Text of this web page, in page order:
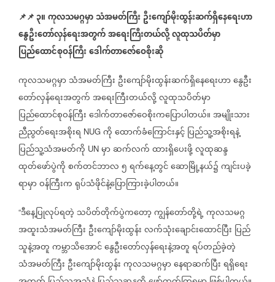
📌📌၃။ကုလသမဂ္ဂမှာသံအမတ်ကြီး ဦးကျော်မိုးထွန်းဆက်ရှိနေရေးဟာ
နွေဦးတော်လှန်ရေးအတွက်အရေးကြီးတယ်လို့လူထုသပိတ်မှာ
ပြည်ထောင်စုဝန်ကြီးဒေါက်တာဇော်ဝေစိုးဆို
ကုလသမဂ္ဂမှာသံအမတ်ကြီး ဦးကျော်မိုးထွန်းဆက်ရှိနေရေးဟာနွေဦး
တော်လှန်ရေးအတွက်အရေးကြီးတယ်လို့လူထုသပိတ်မှာ
ပြည်ထောင်စုဝန်ကြီးဒေါက်တာဇော်ဝေစိုးကပြောပါတယ်။အမျိုးသား
ညီညွတ်ရေးအစိုးရ NUG ကိုထောက်ခံကြောင်းနှင့်ပြည်သူ့အစိုးရနဲ့
ပြည်သူ့သံအမတ်ကို UN မှာဆက်လက်ထားရှိပေးဖို့လူထုဆန္ဒ
ထုတ်ဖော်ပွဲကိုစက်တင်ဘာလ၅ရက်နေ့တွင်ဆောမြို့နယ်၌ကျင်းပခဲ့
ရာမှာဝန်ကြီးကရုပ်သံဖိုင်နဲ့ပြောကြားခဲ့ပါတယ်။
“ဒီနေ့ပြုလုပ်ရတဲ့ သပိတ်တိုက်ပွဲကတော့ကျွန်တော်တို့ရဲ့ကုလသမဂ္ဂ
အထူးသံအမတ်ကြီး ဦးကျော်မိုးထွန်းလက်သုံးချောင်းထောင်ပြီး ပြည်
သူနဲ့အတူကမ္ဘာသိအောင်နွေဦးတော်လှန်ရေးနဲ့အတူရပ်တည်ခဲ့တဲ့
သံအမတ်ကြီး ဦးကျော်မိုးထွန်းကုလသမဂ္ဂမှာနေရာဆက်ပြီးရရှိရေး